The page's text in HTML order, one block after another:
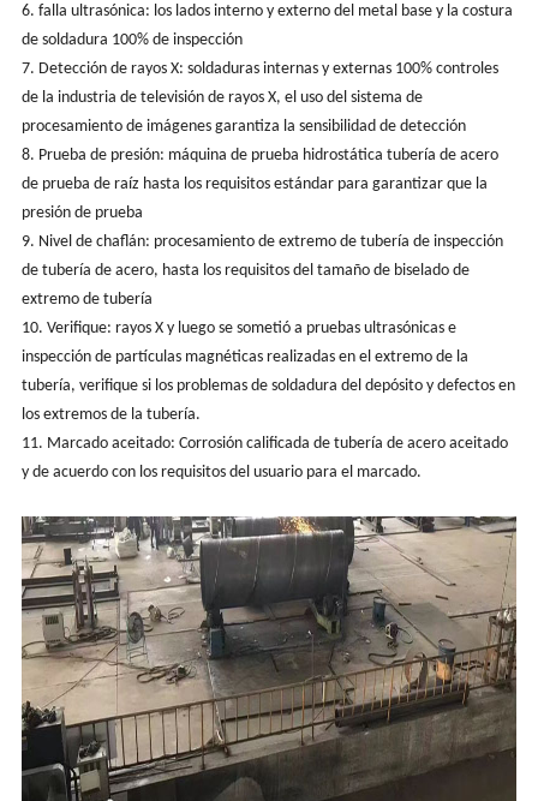
6. falla ultrasónica: los lados interno y externo del metal base y la costura
de soldadura 100% de inspección
7. Detección de rayos X: soldaduras internas y externas 100% controles
de la industria de televisión de rayos X, el uso del sistema de
procesamiento de imágenes garantiza la sensibilidad de detección
8. Prueba de presión: máquina de prueba hidrostática tubería de acero
de prueba de raíz hasta los requisitos estándar para garantizar que la
presión de prueba
9. Nivel de chaflán: procesamiento de extremo de tubería de inspección
de tubería de acero, hasta los requisitos del tamaño de biselado de
extremo de tubería
10. Verifique: rayos X y luego se sometió a pruebas ultrasónicas e
inspección de partículas magnéticas realizadas en el extremo de la
tubería, verifique si los problemas de soldadura del depósito y defectos en
los extremos de la tubería.
11. Marcado aceitado: Corrosión calificada de tubería de acero aceitado
y de acuerdo con los requisitos del usuario para el marcado.